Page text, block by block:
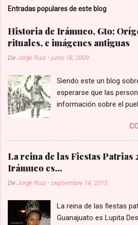
u
c
o
m
e
a
r
i
o
Entradas populares de este blog
Historia de Irámuco, Gto:
rituales, e imágenes antiguas
DeJorge Ruiz -junio 18, 2009
Siendo este un blog
esperarse que las
información sobre el
preguntado o
la historia de Irámuco
que recibí el siguiente
me puse a investigar un
Recientemente he
pueblo y tengo familia
Irámuco. Quería saber si
La reina de las Fiestas Patrias
Irámuco es...
DeJorge Ruiz -septiembre 14, 2013
La reina de las fiestas
Guanajuato es Lupita